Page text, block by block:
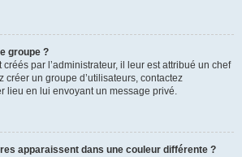
groupe ?
par l’administrateur, il leur est attribué un chef
créer un groupe d’utilisateurs, contactez
lieu en lui envoyant un message privé.
apparaissent dans une couleur différente ?